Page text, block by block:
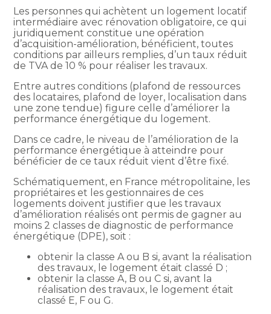
Les personnes qui achètent un logement locatif
intermédiaire avec rénovation obligatoire, ce qui
juridiquement constitue une opération
d’acquisition-amélioration, bénéficient, toutes
conditions par ailleurs remplies, d’un taux réduit
de TVA de 10 % pour réaliser les travaux.
Entre autres conditions (plafond de ressources
des locataires, plafond de loyer, localisation dans
une zone tendue) figure celle d’améliorer la
performance énergétique du logement.
Dans ce cadre, le niveau de l’amélioration de la
performance énergétique à atteindre pour
bénéficier de ce taux réduit vient d’être fixé.
Schématiquement, en France métropolitaine, les
propriétaires et les gestionnaires de ces
logements doivent justifier que les travaux
d’amélioration réalisés ont permis de gagner au
moins 2 classes de diagnostic de performance
énergétique (DPE), soit :
obtenir la classe A ou B si, avant la réalisation
des travaux, le logement était classé D ;
obtenir la classe A, B ou C si, avant la
réalisation des travaux, le logement était
classé E, F ou G.